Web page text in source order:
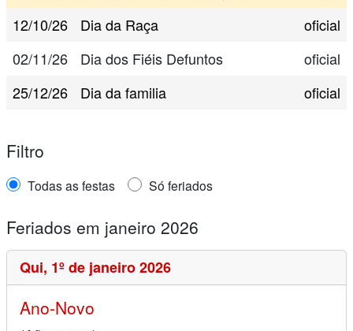
12/10/26
Dia da Raça
oficial
02/11/26
Dia dos Fiéis Defuntos
oficial
25/12/26
Dia da familia oficial
Filtro
Todas as festas Só feriados
Feriados em janeiro 2026
Qui, 1º de janeiro 2026
Ano-Novo